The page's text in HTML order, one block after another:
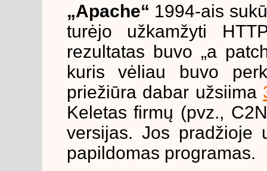
„Apache“ 1994-ais
turėjo užkamžyti
rezultatas buvo „a
kuris vėliau buvo
priežiūra dabar užsiima
Keletas firmų (pvz.,
versijas. Jos pradžioje
papildomas programas.